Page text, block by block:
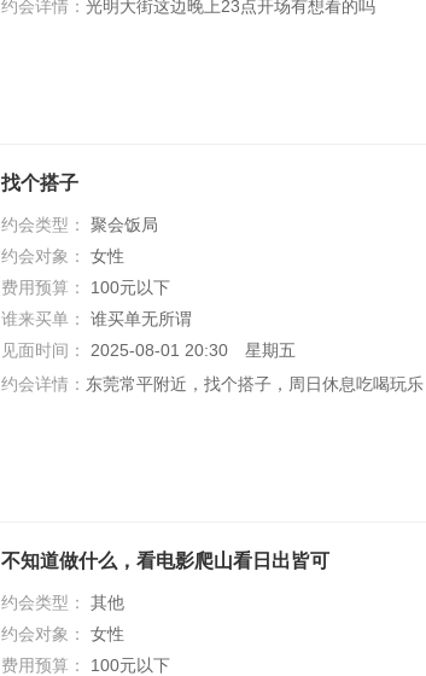
约会详情： 光明大街这边晚上23点开场有想看的吗
找个搭子
约会类型：
聚会饭局
约会对象：
女性
费用预算：
100元以下
谁来买单：
谁买单无所谓
见面时间：
2025-08-01 20:30 星期五
约会详情： 东莞常平附近，找个搭子，周日休息吃喝玩乐
不知道做什么，看电影爬山看日出皆可
约会类型：
其他
约会对象：
女性
费用预算：
100元以下